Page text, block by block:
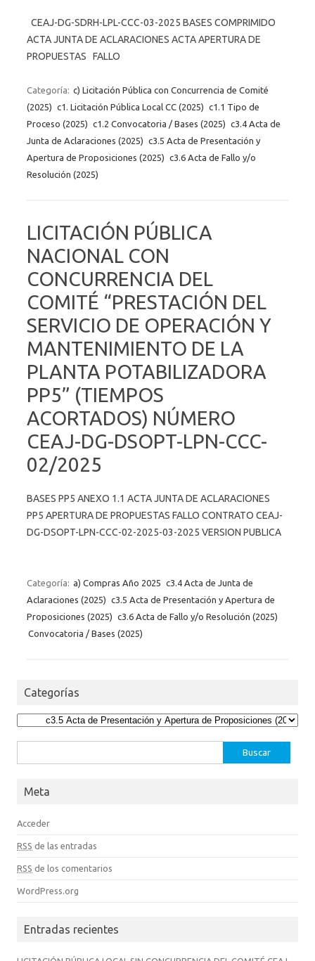
CEAJ-DG-SDRH-LPL-CCC-03-2025 BASES COMPRIMIDO
ACTA JUNTA DE ACLARACIONES ACTA APERTURA DE
PROPUESTAS FALLO
Categoría: c) Licitación Pública con Concurrencia de Comité
(2025) c1. Licitación Pública Local CC (2025) c1.1 Tipo de
Proceso (2025) c1.2 Convocatoria / Bases (2025) c3.4 Acta de
Junta de Aclaraciones (2025) c3.5 Acta de Presentación y
Apertura de Proposiciones (2025) c3.6 Acta de Fallo y/o
Resolución (2025)
LICITACIÓN PÚBLICA
NACIONAL CON
CONCURRENCIA DEL
COMITÉ “PRESTACIÓN DEL
SERVICIO DE OPERACIÓN Y
MANTENIMIENTO DE LA
PLANTA POTABILIZADORA
PP5” (TIEMPOS
ACORTADOS) NÚMERO
CEAJ-DG-DSOPT-LPN-CCC-
02/2025
BASES PP5 ANEXO 1.1 ACTA JUNTA DE ACLARACIONES
PP5 APERTURA DE PROPUESTAS FALLO CONTRATO CEAJ-
DG-DSOPT-LPN-CCC-02-2025-03-2025 VERSION PUBLICA
Categoría: a) Compras Año 2025 c3.4 Acta de Junta de
Aclaraciones (2025) c3.5 Acta de Presentación y Apertura de
Proposiciones (2025) c3.6 Acta de Fallo y/o Resolución (2025)
Convocatoria / Bases (2025)
Categorías
Categorías
Meta
Acceder
RSS de las entradas
RSS de los comentarios
WordPress.org
Entradas recientes